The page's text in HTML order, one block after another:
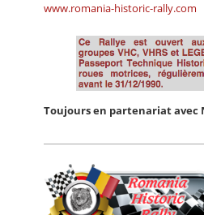
www.romania-historic-rally.com
Toujours en partenariat avec